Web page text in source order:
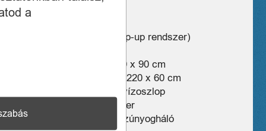
már áll is!
– Automata felállítás (pop-up rendszer)
–Sátor mérete 120 x 220 x 90 cm
Hálófülke mérete: 120 x 220 x 60 cm
– Vízállóság: 1500 mm vízoszlop
– Anyag: tűzálló poliészter
– Szellőzőnyílások és szúnyogháló
a